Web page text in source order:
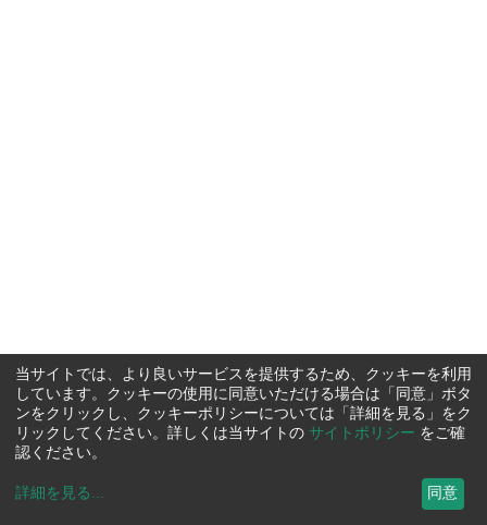
当サイトでは、より良いサービスを提供するため、クッキーを利用
しています。クッキーの使用に同意いただける場合は「同意」ボタ
ンをクリックし、クッキーポリシーについては「詳細を見る」をク
リックしてください。詳しくは当サイトの サイトポリシー をご確
認ください。
詳細を見る ... 同意